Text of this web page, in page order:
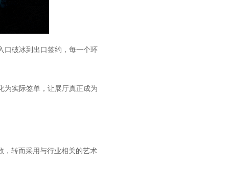
口破冰到出口签约，每一个环
为实际签单，让展厅真正成为
，转而采用与行业相关的艺术